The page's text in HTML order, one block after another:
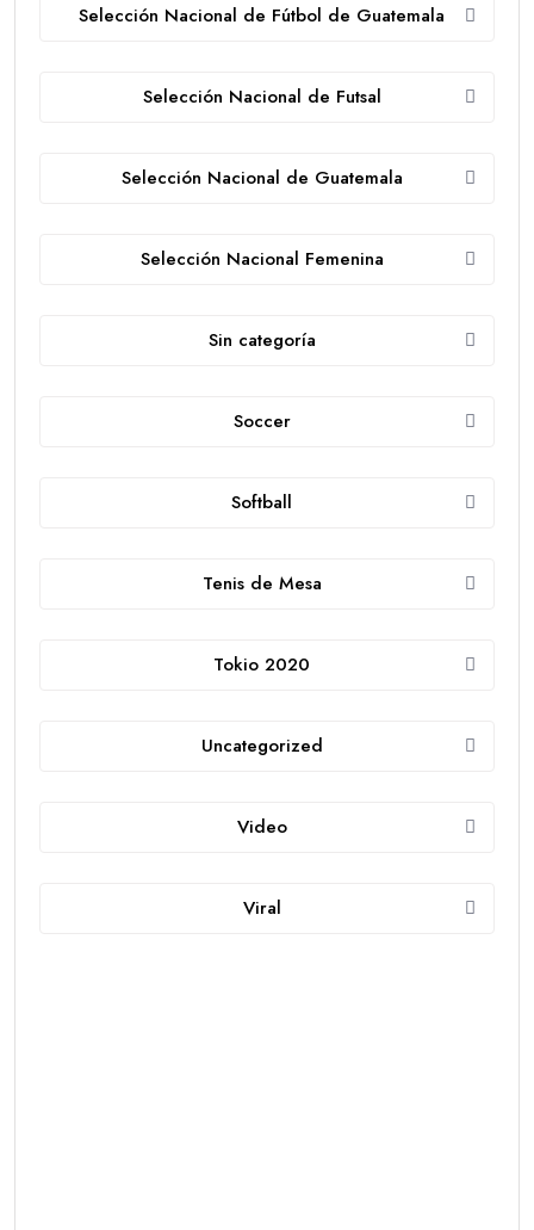
Selección Nacional de Fútbol de Guatemala
Selección Nacional de Futsal
Selección Nacional de Guatemala
Selección Nacional Femenina
Sin categoría
Soccer
Softball
Tenis de Mesa
Tokio 2020
Uncategorized
Video
Viral